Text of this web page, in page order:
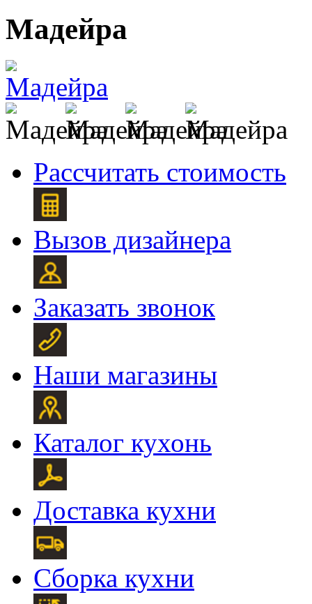
Мадейра
Рассчитать стоимость
Вызов дизайнера
Заказать звонок
Наши магазины
Каталог кухонь
Доставка кухни
Сборка кухни